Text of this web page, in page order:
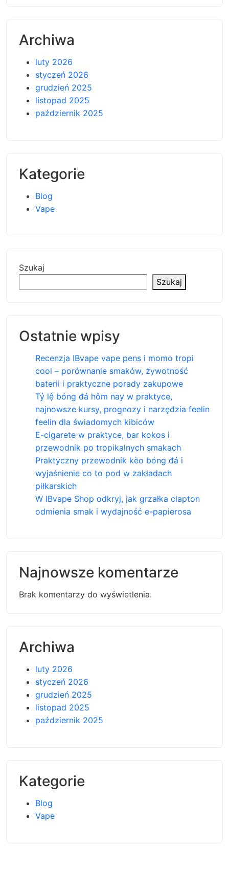
Archiwa
luty 2026
styczeń 2026
grudzień 2025
listopad 2025
październik 2025
Kategorie
Blog
Vape
Szukaj
Szukaj
Ostatnie wpisy
Recenzja IBvape vape pens i momo tropi
cool – porównanie smaków, żywotność
baterii i praktyczne porady zakupowe
Tỷ lệ bóng đá hôm nay w praktyce,
najnowsze kursy, prognozy i narzędzia feelin
feelin dla świadomych kibiców
E-cigarete w praktyce, bar kokos i
przewodnik po tropikalnych smakach
Praktyczny przewodnik kèo bóng đá i
wyjaśnienie co to pod w zakładach
piłkarskich
W IBvape Shop odkryj, jak grzałka clapton
odmienia smak i wydajność e-papierosa
Najnowsze komentarze
Brak komentarzy do wyświetlenia.
Archiwa
luty 2026
styczeń 2026
grudzień 2025
listopad 2025
październik 2025
Kategorie
Blog
Vape